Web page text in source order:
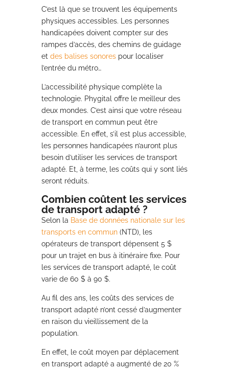
C’est là que se trouvent les équipements
physiques accessibles. Les personnes
handicapées doivent compter sur des
rampes d’accès, des chemins de guidage
et des balises sonorespour localiser
l’entrée du métro…
L’accessibilité physique complète la
technologie. Phygital offre le meilleur des
deux mondes. C’est ainsi que votre réseau
de transport en commun peut être
accessible. En effet, s’il est plus accessible,
les personnes handicapées n’auront plus
besoin d’utiliser les services de transport
adapté. Et, à terme, les coûts qui y sont liés
seront réduits.
Combien coûtent les services
de transport adapté ?
Selon la Base de données nationale sur les
transports en commun(NTD), les
opérateurs de transport dépensent 5 $
pour un trajet en bus à itinéraire fixe. Pour
les services de transport adapté, le coût
varie de 60 $ à 90 $.
Au fil des ans, les coûts des services de
transport adapté n’ont cessé d’augmenter
en raison du vieillissement de la
population.
En effet, le coût moyen par déplacement
en transport adapté a augmenté de 20 %